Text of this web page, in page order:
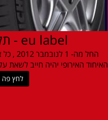
eu label - תקן ארופאי
החל
האיחוד האירופי יהיה חייב לשאת
לחץ פה